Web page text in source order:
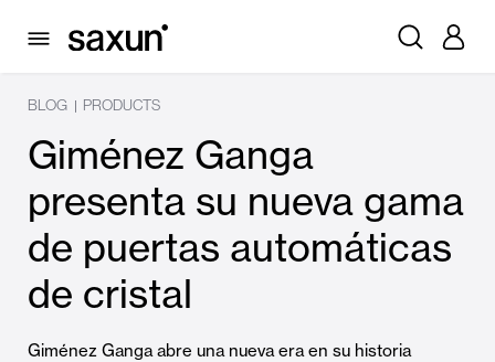
BLOG | PRODUCTS
Giménez Ganga
presenta su nueva gama
de puertas automáticas
de cristal
Giménez Ganga abre una nueva era en su historia